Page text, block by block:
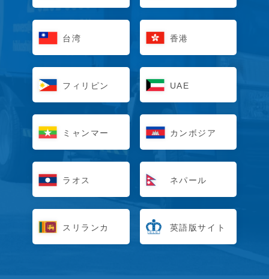
台湾 香港
フィリピン UAE
ミャンマー カンボジア
ラオス ネパール
スリランカ 英語版サイト